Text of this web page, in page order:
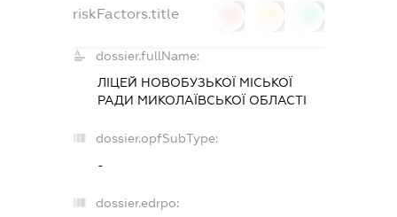
riskFactors.title
dossier.fullName:
ЛІЦЕЙ НОВОБУЗЬКОЇ МІСЬКОЇ
РАДИ МИКОЛАЇВСЬКОЇ ОБЛАСТІ
dossier.opfSubType:
-
dossier.edrpo: